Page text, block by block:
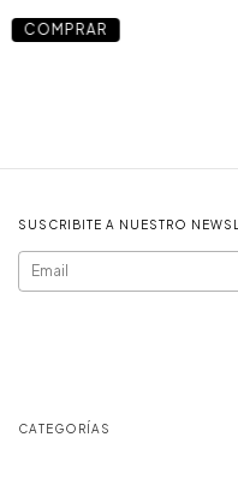
COMPRAR
SUSCRIBITE A NUESTRO
CATEGORÍAS